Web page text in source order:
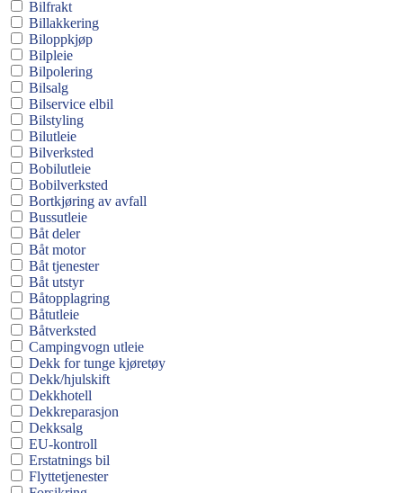
Bilfrakt
Billakkering
Biloppkjøp
Bilpleie
Bilpolering
Bilsalg
Bilservice elbil
Bilstyling
Bilutleie
Bilverksted
Bobilutleie
Bobilverksted
Bortkjøring av avfall
Bussutleie
Båt deler
Båt motor
Båt tjenester
Båt utstyr
Båtopplagring
Båtutleie
Båtverksted
Campingvogn utleie
Dekk for tunge kjøretøy
Dekk/hjulskift
Dekkhotell
Dekkreparasjon
Dekksalg
EU-kontroll
Erstatnings bil
Flyttetjenester